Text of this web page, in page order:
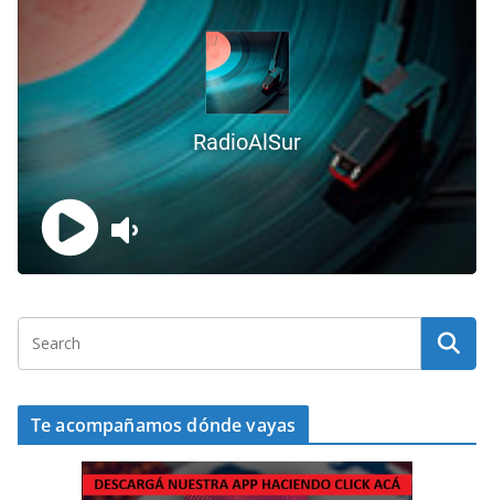
Te acompañamos dónde vayas